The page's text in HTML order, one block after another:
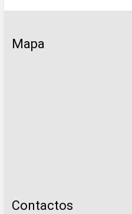
Mapa
Contactos